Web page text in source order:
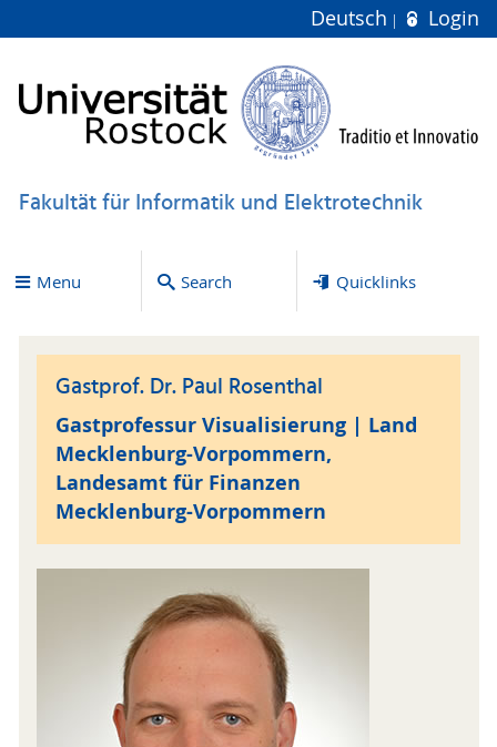
Deutsch Login
Fakultät für Informatik und Elektrotechnik
Menu Search Quicklinks
Gastprof. Dr. Paul Rosenthal
Gastprofessur Visualisierung | Land
Mecklenburg-Vorpommern,
Landesamt für Finanzen
Mecklenburg-Vorpommern